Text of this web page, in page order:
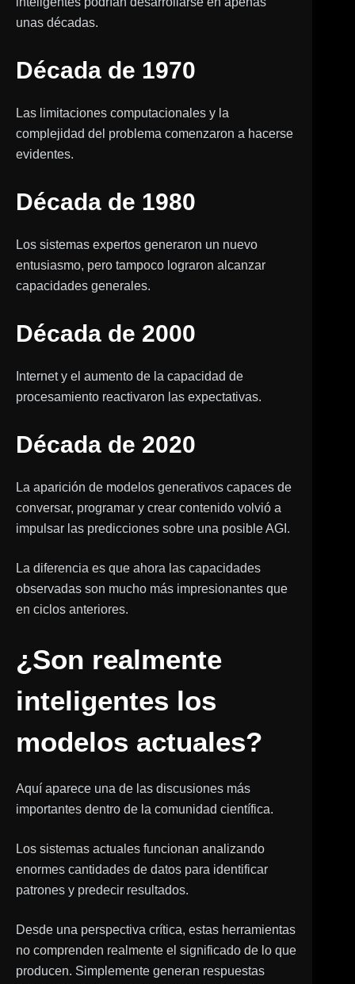
unas décadas.
Década de 1970
Las limitaciones computacionales y la
complejidad del problema comenzaron a hacerse
evidentes.
Década de 1980
Los sistemas expertos generaron un nuevo
entusiasmo, pero tampoco lograron alcanzar
capacidades generales.
Década de 2000
Internet y el aumento de la capacidad de
procesamiento reactivaron las expectativas.
Década de 2020
La aparición de modelos generativos capaces de
conversar, programar y crear contenido volvió a
impulsar las predicciones sobre una posible AGI.
La diferencia es que ahora las capacidades
observadas son mucho más impresionantes que
en ciclos anteriores.
¿Son realmente
inteligentes los
modelos actuales?
Aquí aparece una de las discusiones más
importantes dentro de la comunidad científica.
Los sistemas actuales funcionan analizando
enormes cantidades de datos para identificar
patrones y predecir resultados.
Desde una perspectiva crítica, estas herramientas
no comprenden realmente el significado de lo que
producen. Simplemente generan respuestas